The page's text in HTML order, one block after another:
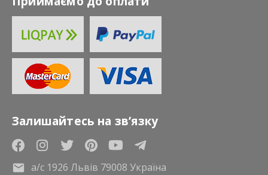
Залишайтесь на зв’язку
а/с 1926 Львів 79008 Україна